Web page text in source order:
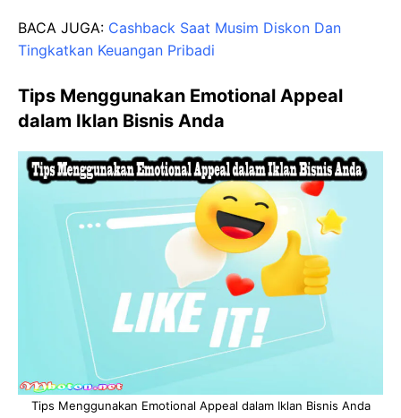
BACA JUGA: Cashback Saat Musim Diskon Dan
Tingkatkan Keuangan Pribadi
Tips Menggunakan Emotional Appeal
dalam Iklan Bisnis Anda
Tips Menggunakan Emotional Appeal dalam Iklan Bisnis Anda